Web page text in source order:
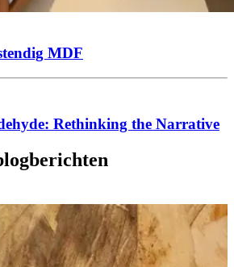
MDF
Rethinking the Narrative